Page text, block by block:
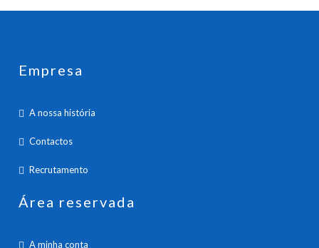
Empresa
A nossa história
Contactos
Recrutamento
Área reservada
A minha conta